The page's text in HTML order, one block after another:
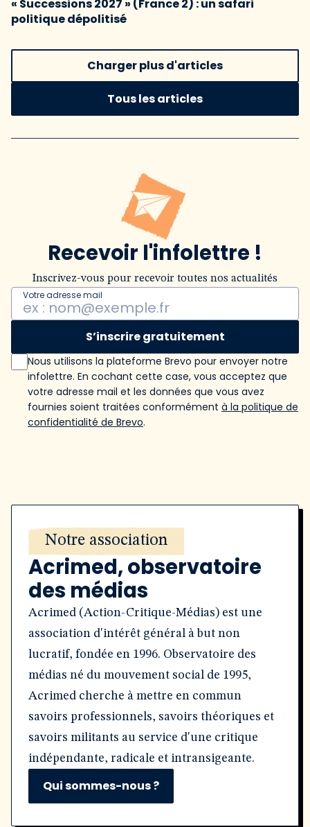
« Successions 2027 » (France 2) : un safari
politique dépolitisé
Charger plus d'articles
Tous les articles
Recevoir l'infolettre !
Inscrivez-vous pour recevoir toutes nos actualités
Votre adresse mail
S’inscrire gratuitement
Nous utilisons la plateforme Brevo pour envoyer notre
infolettre. En cochant cette case, vous acceptez que
votre adresse mail et les données que vous avez
fournies soient traitées conformément à la politique de
confidentialité de Brevo.
Notre association
Acrimed, observatoire
des médias
Acrimed (Action-Critique-Médias) est une
association d'intérêt général à but non
lucratif, fondée en 1996. Observatoire des
médias né du mouvement social de 1995,
Acrimed cherche à mettre en commun
savoirs professionnels, savoirs théoriques et
savoirs militants au service d'une critique
indépendante, radicale et intransigeante.
Qui sommes-nous ?